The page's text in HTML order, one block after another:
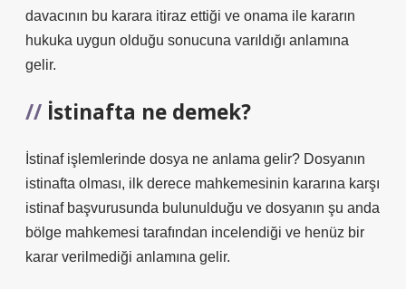
davacının bu karara itiraz ettiği ve onama ile kararın
hukuka uygun olduğu sonucuna varıldığı anlamına
gelir.
İstinafta ne demek?
İstinaf işlemlerinde dosya ne anlama gelir? Dosyanın
istinafta olması, ilk derece mahkemesinin kararına karşı
istinaf başvurusunda bulunulduğu ve dosyanın şu anda
bölge mahkemesi tarafından incelendiği ve henüz bir
karar verilmediği anlamına gelir.